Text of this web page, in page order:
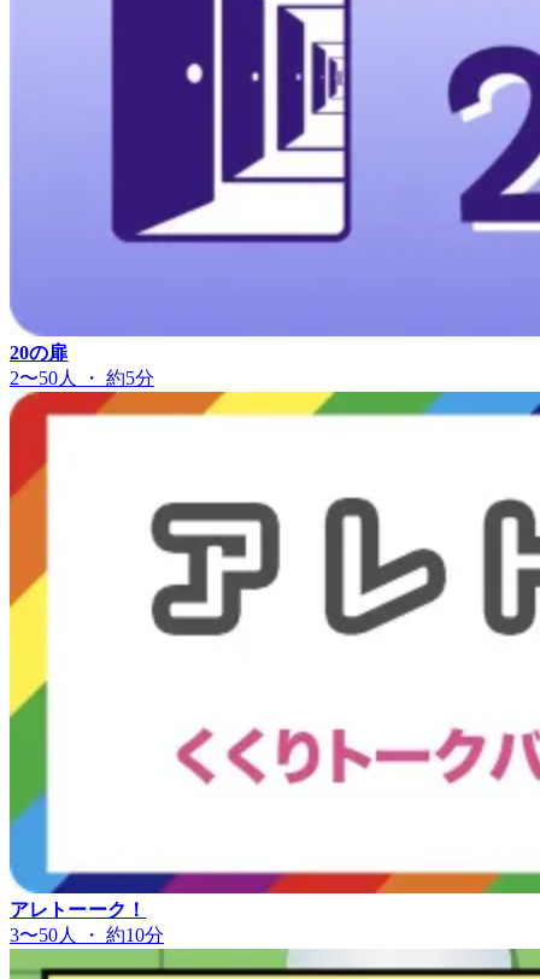
20の扉
2〜50人 ・ 約5分
アレトーーク！
3〜50人 ・ 約10分